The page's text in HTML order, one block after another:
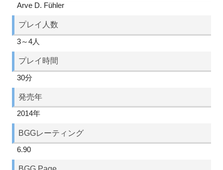
Arve D. Fühler
プレイ人数
3～4人
プレイ時間
30分
発売年
2014年
BGGレーティング
6.90